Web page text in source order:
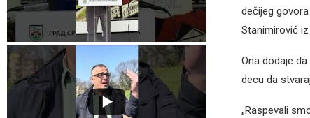
dečijeg
Stanimirović iz
Ona dodaje
decu da
„Raspevali